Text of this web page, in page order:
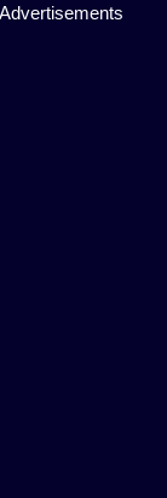
Advertisements